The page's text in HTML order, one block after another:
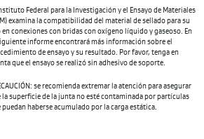
Federal para la Investigación y el Ensayo de Materiales
examina la compatibilidad del material de sellado para su
en conexiones con bridas con oxígeno líquido y gaseoso. En
informe encontrará más información sobre el
de ensayo y su resultado. Por favor, tenga en
que el ensayo se realizó sin adhesivo de soporte.
se recomienda extremar la atención para asegurar
la superficie de la junta no esté contaminada por partículas
puedan haberse acumulado por la carga estática.